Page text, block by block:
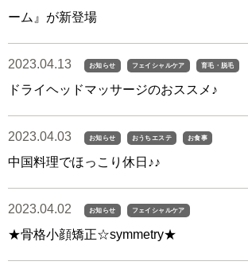
ーム』が新登場
2023.04.13 お知らせ フェイシャルケア 育毛・脱毛
ドライヘッドマッサージのおススメ♪
2023.04.03 お知らせ おうちエステ お食事
中国料理でほっこり休日♪♪
2023.04.02 お知らせ フェイシャルケア
★骨格小顔矯正☆symmetry★